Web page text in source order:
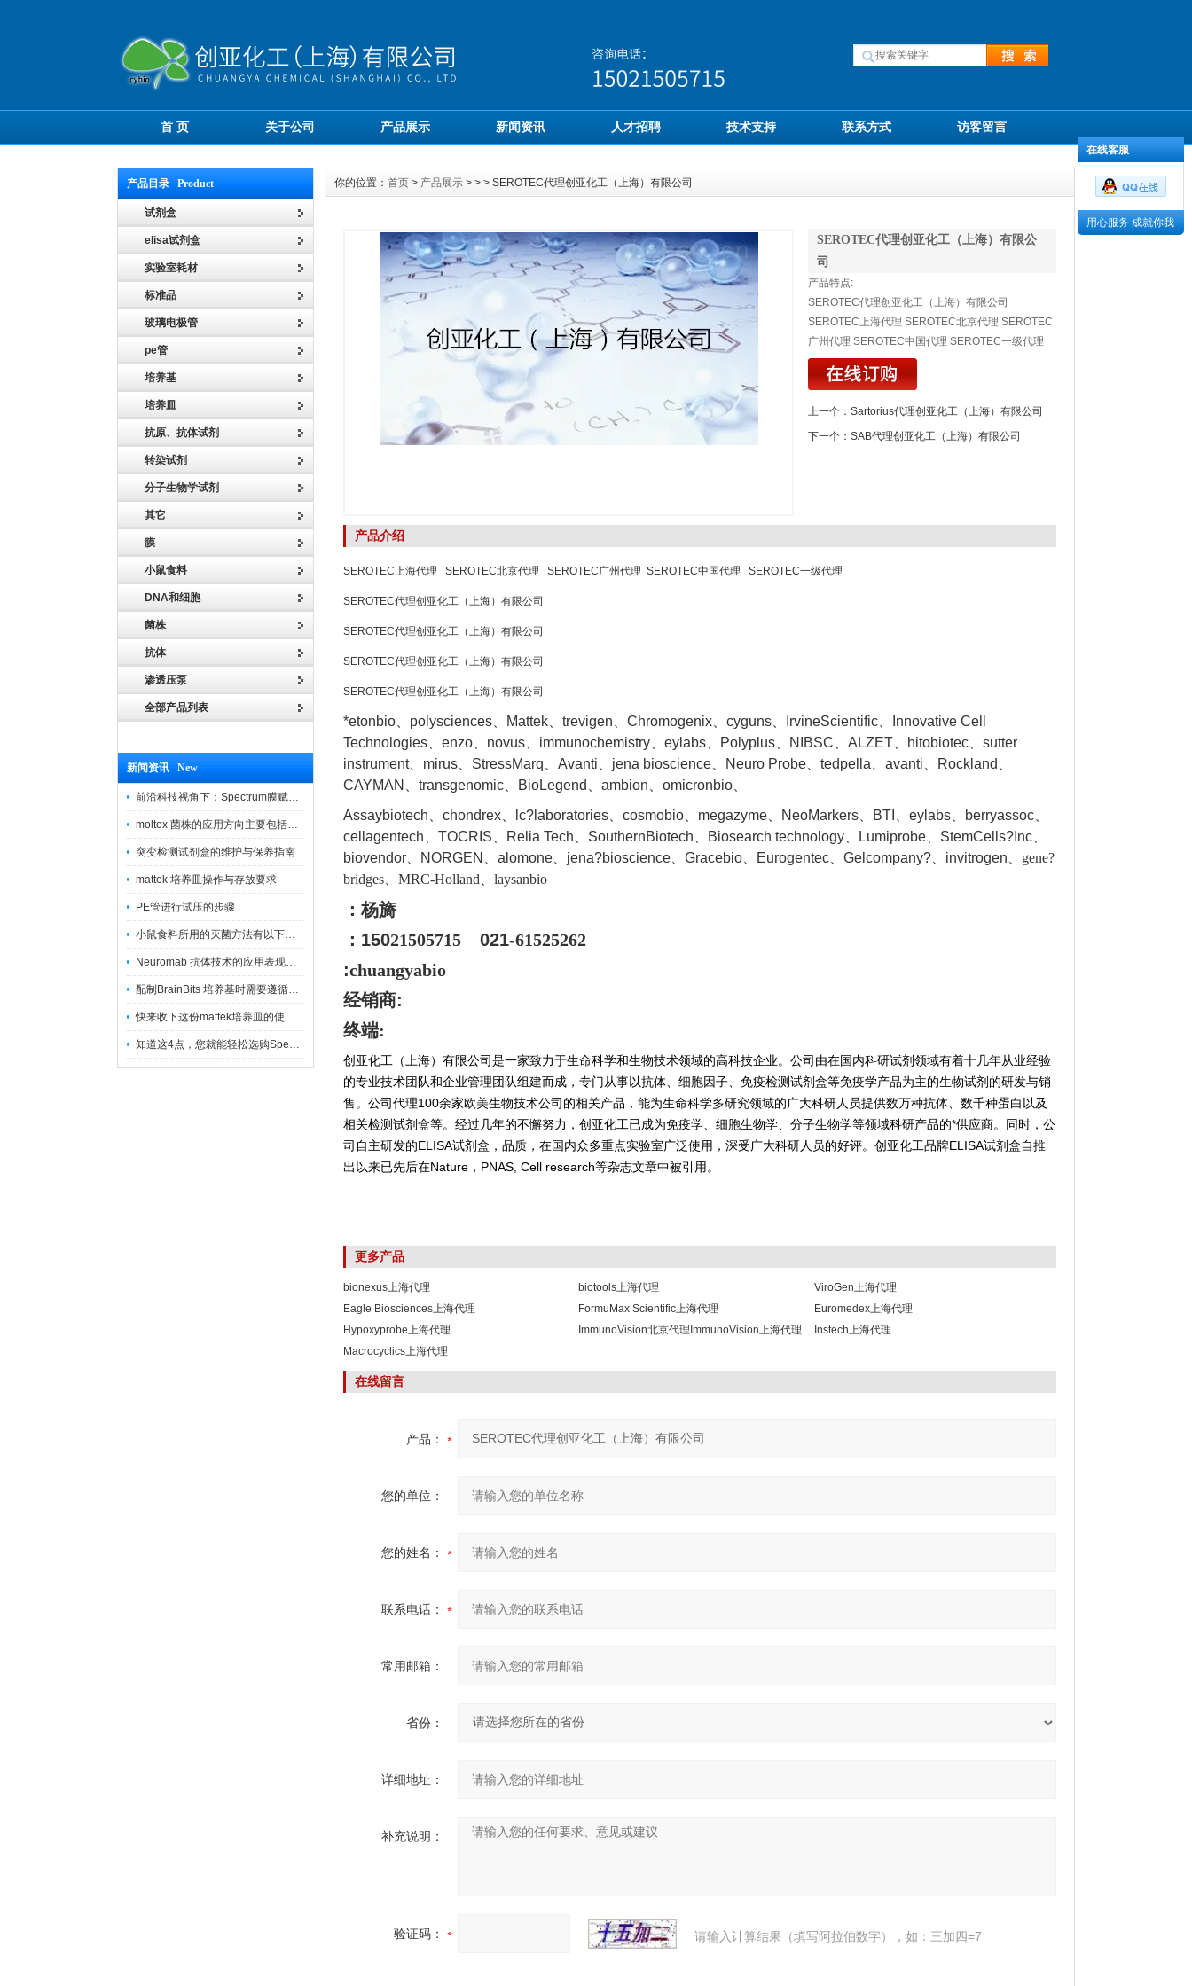
首 页 关于公司 产品展示 新闻资讯 人才招聘 技术支持 联系方式 访客留言
产品目录 Product
试剂盒
elisa试剂盒
实验室耗材
标准品
玻璃电极管
pe管
培养基
培养皿
抗原、抗体试剂
转染试剂
分子生物学试剂
其它
膜
小鼠食料
DNA和细胞
菌株
抗体
渗透压泵
全部产品列表
新闻资讯 New
前沿科技视角下：Spectrum膜赋能精密制造
moltox 菌株的应用方向主要包括以下几个方面
突变检测试剂盒的维护与保养指南
mattek 培养皿操作与存放要求
PE管进行试压的步骤
小鼠食料所用的灭菌方法有以下三种
Neuromab 抗体技术的应用表现在这几方面
配制BrainBits 培养基时需要遵循的原则
快来收下这份mattek培养皿的使用指南
知道这4点，您就能轻松选购Spectrum 膜
你的位置： 首页 > 产品展示 > > > SEROTEC代理创亚化工（上海）有限公司
SEROTEC代理创亚化工（上海）有限公
司
产品特点:
SEROTEC代理创亚化工（上海）有限公司
SEROTEC上海代理 SEROTEC北京代理 SEROTEC
广州代理 SEROTEC中国代理 SEROTEC一级代理
上一个： Sartorius代理创亚化工（上海）有限公司
下一个： SAB代理创亚化工（上海）有限公司
产品介绍
SEROTEC上海代理 SEROTEC北京代理 SEROTEC广州代理 SEROTEC中国代理 SEROTEC一级代理
SEROTEC代理创亚化工（上海）有限公司
SEROTEC代理创亚化工（上海）有限公司
SEROTEC代理创亚化工（上海）有限公司
SEROTEC代理创亚化工（上海）有限公司
*etonbio、polysciences、Mattek、trevigen、Chromogenix、cyguns、IrvineScientific、Innovative Cell
Technologies、enzo、novus、immunochemistry、eylabs、Polyplus、NIBSC、ALZET、hitobiotec、sutter
instrument、mirus、StressMarq、Avanti、jena bioscience、Neuro Probe、tedpella、avanti、Rockland、
CAYMAN、transgenomic、BioLegend、ambion、omicronbio、
Assaybiotech、chondrex、lc?laboratories、cosmobio、megazyme、NeoMarkers、BTI、eylabs、berryassoc、
cellagentech、TOCRIS、Relia Tech、SouthernBiotech、Biosearch technology、Lumiprobe、StemCells?Inc、
biovendor、NORGEN、a lomone、jena?bioscience、Gracebio、Eurogentec、Gelcompany?、invitrogen、 gene?
bridges、MRC-Holland、laysanbio
：杨旖
：15021505715 021-61525262
:chuangyabio
经销商:
终端:
创亚化工（上海）有限公司是一家致力于生命科学和生物技术领域的高科技企业。公司由在国内科研试剂领域有着十几年从业经验
的专业技术团队和企业管理团队组建而成，专门从事以抗体、细胞因子、免疫检测试剂盒等免疫学产品为主的生物试剂的研发与销
售。公司代理100余家欧美生物技术公司的相关产品，能为生命科学多研究领域的广大科研人员提供数万种抗体、数千种蛋白以及
相关检测试剂盒等。经过几年的不懈努力，创亚化工已成为免疫学、细胞生物学、分子生物学等领域科研产品的*供应商。同时，公
司自主研发的ELISA试剂盒，品质，在国内众多重点实验室广泛使用，深受广大科研人员的好评。创亚化工品牌ELISA试剂盒自推
出以来已先后在Nature，PNAS, Cell research等杂志文章中被引用。
更多产品
bionexus上海代理 biotools上海代理
ViroGen上海代理
Eagle Biosciences上海代理
FormuMax Scientific上海代理
Euromedex上海代理
Hypoxyprobe上海代理
ImmunoVision北京代理ImmunoVision上海代理
Instech上海代理
Macrocyclics上海代理
在线留言
产品：
您的单位：
您的姓名：
联系电话：
常用邮箱：
省份：
详细地址：
补充说明：
验证码： 请输入计算结果（填写阿拉伯数字），如：三加四=7
在线客服
用心服务 成就你我